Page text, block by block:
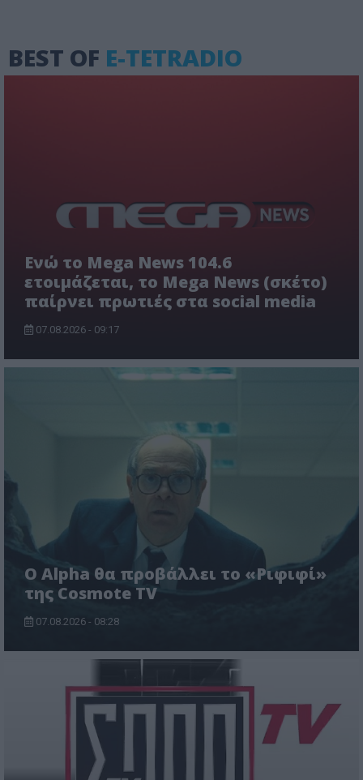
BEST OF E-TETRADIO
Ενώ το Mega News 104.6
ετοιμάζεται, το Mega News (σκέτο)
παίρνει πρωτιές στα social media
07.08.2026 - 09:17
Ο Alpha θα προβάλλει το «Ριφιφί»
της Cosmote TV
07.08.2026 - 08:28